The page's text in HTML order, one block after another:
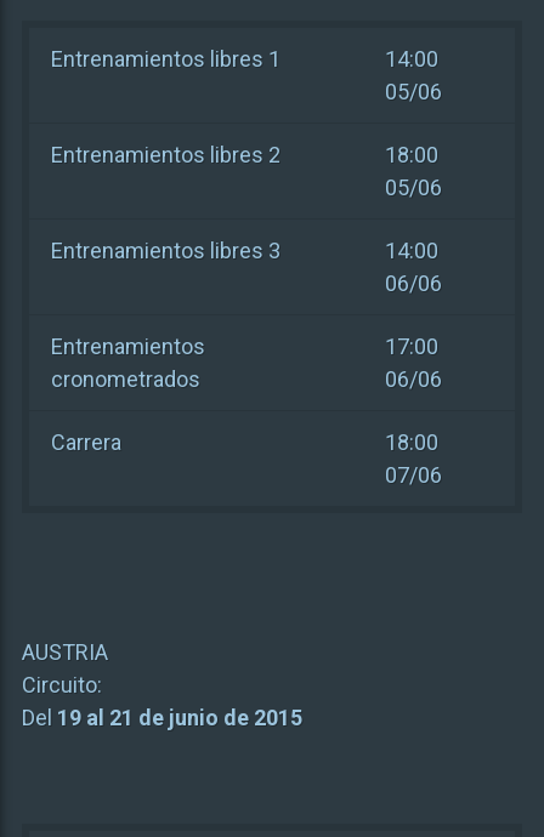
Entrenamientos libres 1
14:00
05/06
Entrenamientos libres 2
18:00
05/06
Entrenamientos libres 3
14:00
06/06
Entrenamientos
cronometrados
17:00
06/06
Carrera
18:00
07/06
AUSTRIA
Circuito:
Del 19 al 21 de junio de 2015